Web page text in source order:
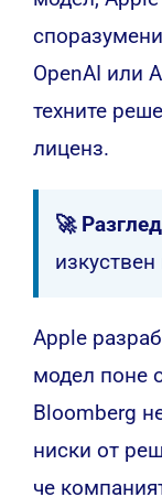
OpenAI или
техните
лиценз.
🚀
изкуствен
Apple
модел поне
Bloomberg
ниски от
че